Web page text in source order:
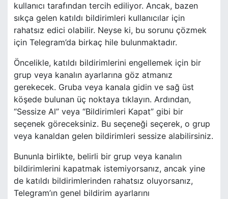
kullanıcı tarafından tercih ediliyor. Ancak, bazen
sıkça gelen katıldı bildirimleri kullanıcılar için
rahatsız edici olabilir. Neyse ki, bu sorunu çözmek
için Telegram’da birkaç hile bulunmaktadır.
Öncelikle, katıldı bildirimlerini engellemek için bir
grup veya kanalın ayarlarına göz atmanız
gerekecek. Gruba veya kanala gidin ve sağ üst
köşede bulunan üç noktaya tıklayın. Ardından,
“Sessize Al” veya “Bildirimleri Kapat” gibi bir
seçenek göreceksiniz. Bu seçeneği seçerek, o grup
veya kanaldan gelen bildirimleri sessize alabilirsiniz.
Bununla birlikte, belirli bir grup veya kanalın
bildirimlerini kapatmak istemiyorsanız, ancak yine
de katıldı bildirimlerinden rahatsız oluyorsanız,
Telegram’ın genel bildirim ayarlarını